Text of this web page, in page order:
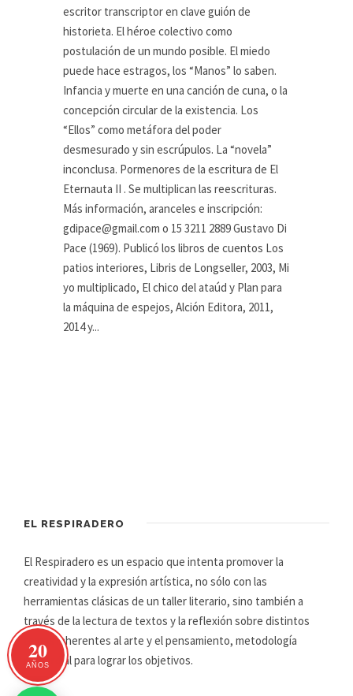
escritor transcriptor en clave guión de
historieta. El héroe colectivo como
postulación de un mundo posible. El miedo
puede hace estragos, los “Manos” lo saben.
Infancia y muerte en una canción de cuna, o la
concepción circular de la existencia. Los
“Ellos” como metáfora del poder
desmesurado y sin escrúpulos. La “novela”
inconclusa. Pormenores de la escritura de El
Eternauta II . Se multiplican las reescrituras.
Más información, aranceles e inscripción:
gdipace@gmail.com o 15 3211 2889 Gustavo Di
Pace (1969). Publicó los libros de cuentos Los
patios interiores, Libris de Longseller, 2003, Mi
yo multiplicado, El chico del ataúd y Plan para
la máquina de espejos, Alción Editora, 2011,
2014 y...
EL RESPIRADERO
El Respiradero es un espacio que intenta promover la
creatividad y la expresión artística, no sólo con las
herramientas clásicas de un taller literario, sino también a
través de la lectura de textos y la reflexión sobre distintos
temas inherentes al arte y el pensamiento, metodología
primordial para lograr los objetivos.
20
AÑOS